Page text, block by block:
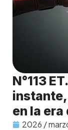
N°113
en la
2026 /